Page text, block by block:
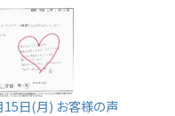
15日(月) お客様の声